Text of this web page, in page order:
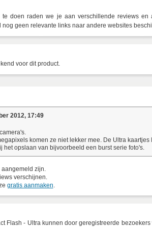
doen raden we je aan verschillende reviews en
geen relevante links naar andere websites
voor dit product.
2012, 17:49
komen ze niet lekker mee. De Ultra kaartjes
het opslaan van bijvoorbeeld een burst serie foto's.
zijn.
verschijnen.
gratis aanmaken.
Flash - Ultra kunnen door geregistreerde